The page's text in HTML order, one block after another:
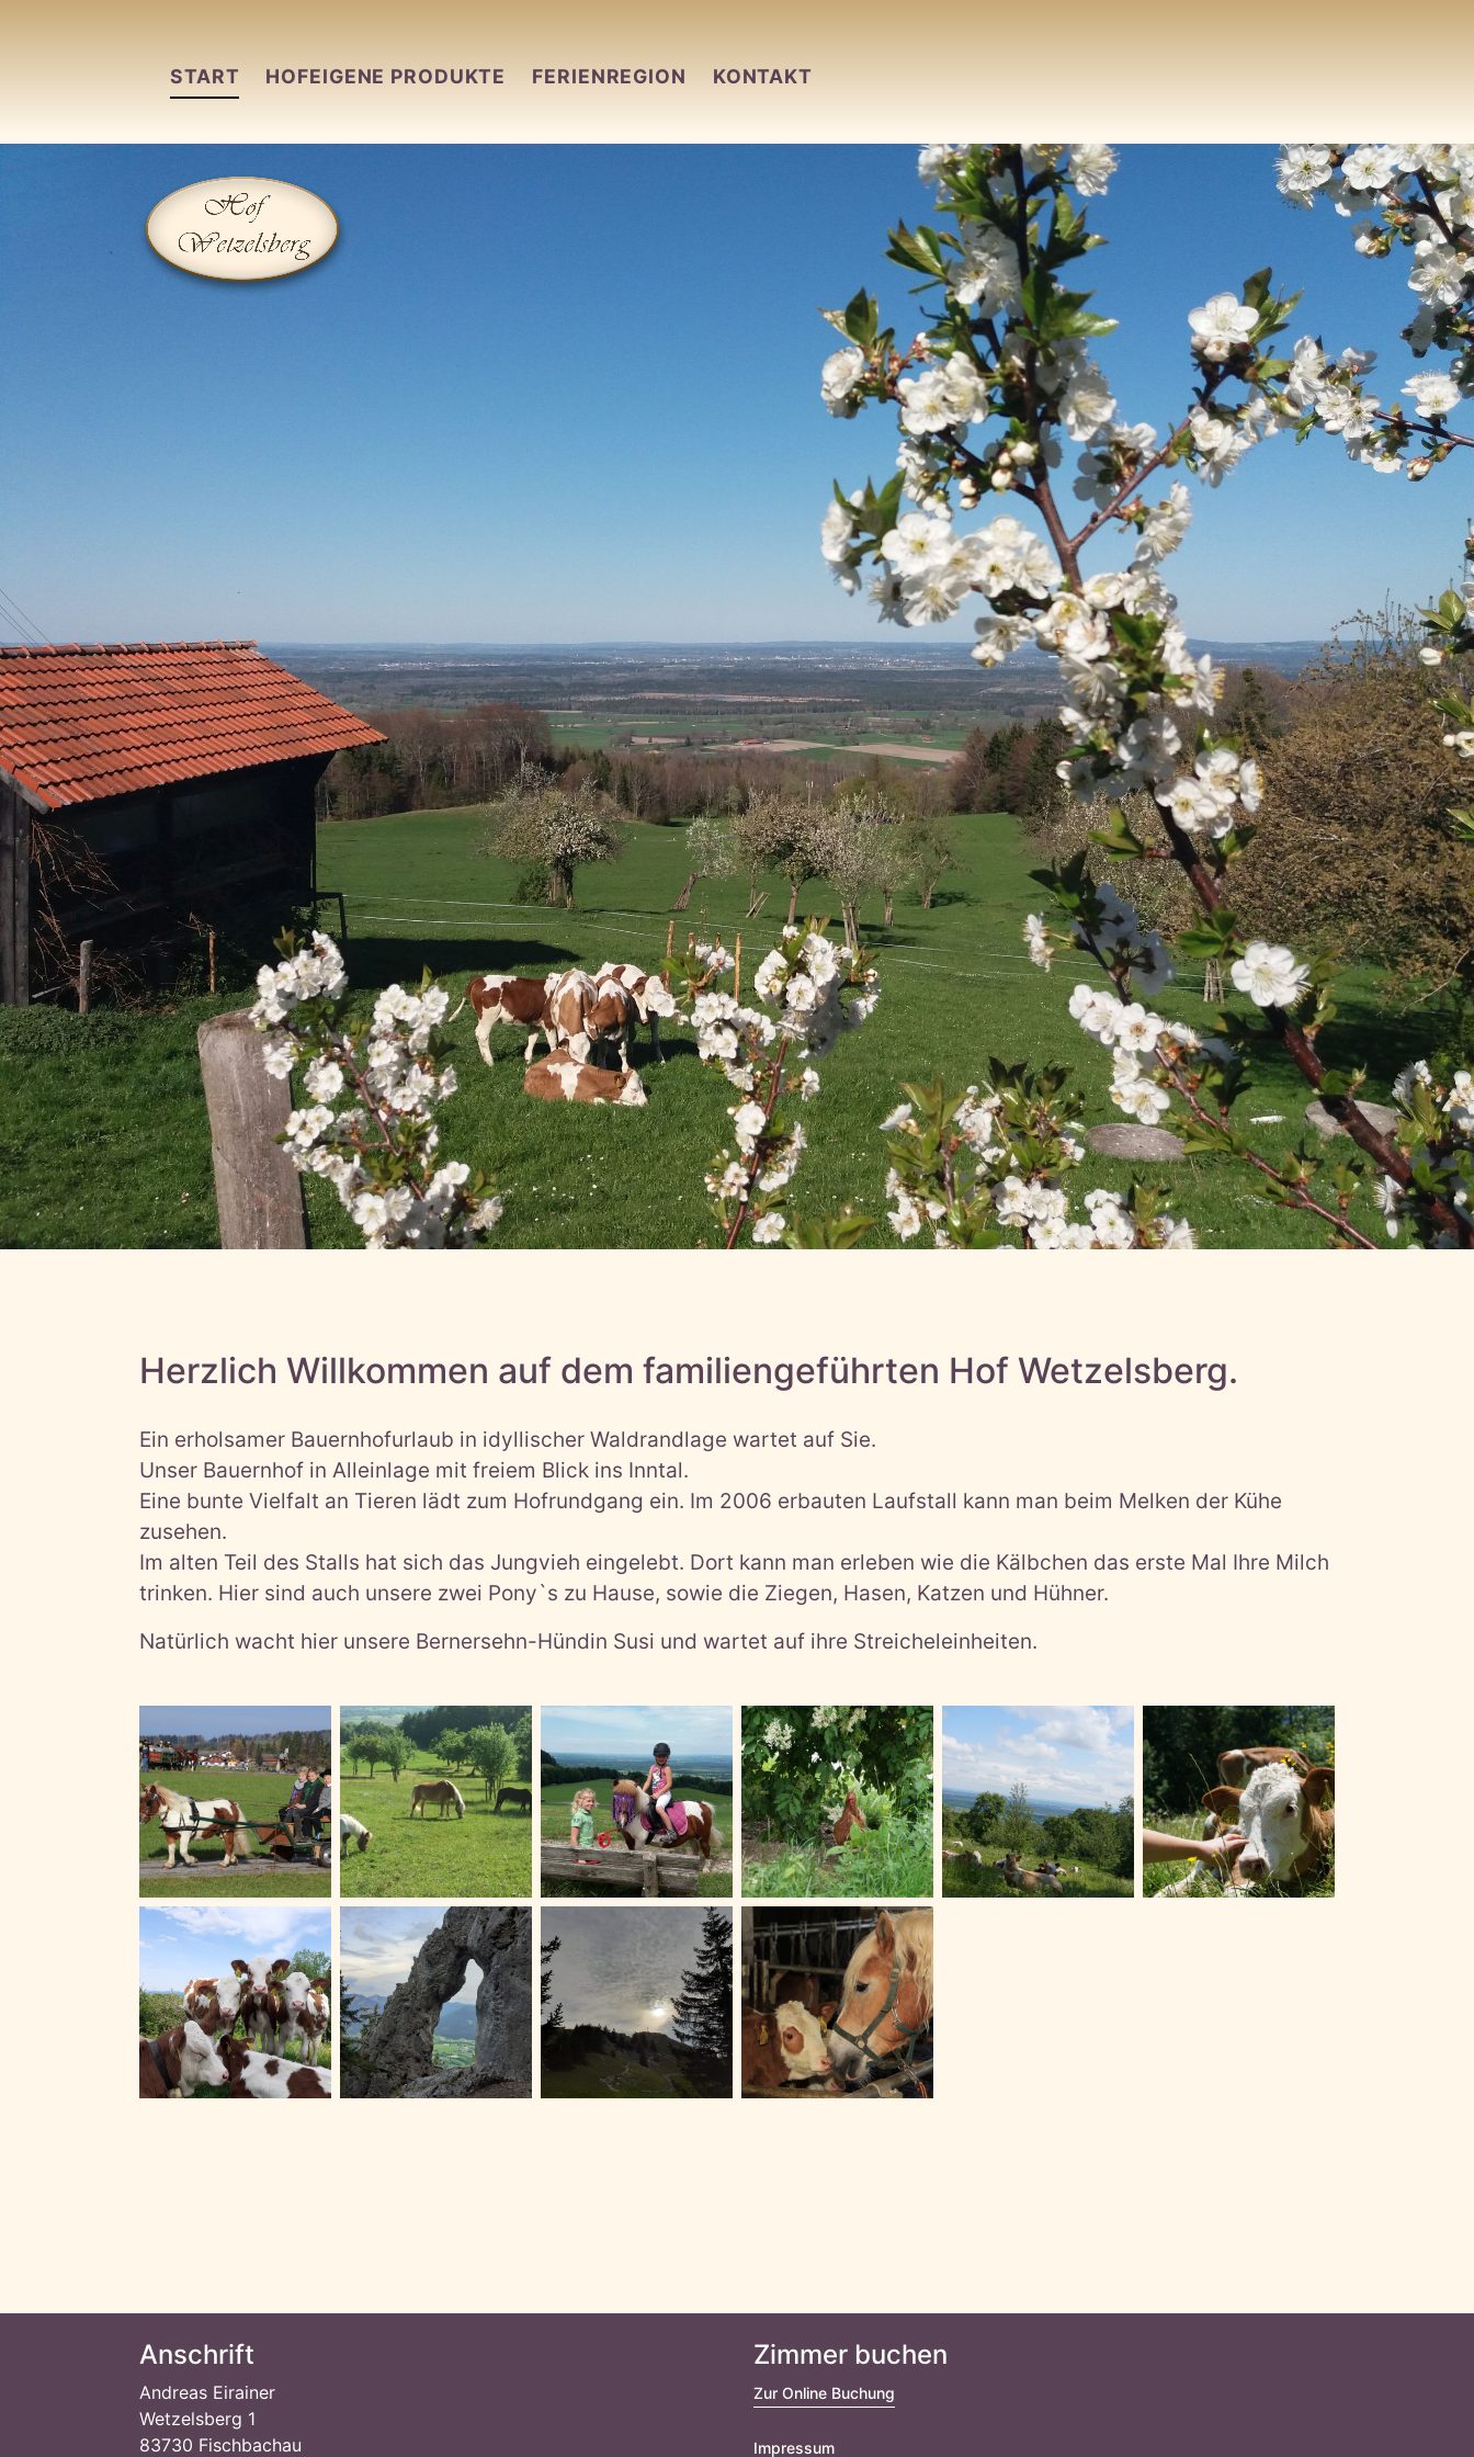
START HOFEIGENE PRODUKTE FERIENREGION KONTAKT
Herzlich Willkommen auf dem familiengeführten Hof Wetzelsberg.
Ein erholsamer Bauernhofurlaub in idyllischer Waldrandlage wartet auf Sie.
Unser Bauernhof in Alleinlage mit freiem Blick ins Inntal.
Eine bunte Vielfalt an Tieren lädt zum Hofrundgang ein. Im 2006 erbauten Laufstall kann man beim Melken der Kühe
zusehen.
Im alten Teil des Stalls hat sich das Jungvieh eingelebt. Dort kann man erleben wie die Kälbchen das erste Mal Ihre Milch
trinken. Hier sind auch unsere zwei Pony`s zu Hause, sowie die Ziegen, Hasen, Katzen und Hühner.
Natürlich wacht hier unsere Bernersehn-Hündin Susi und wartet auf ihre Streicheleinheiten.
Anschrift
Andreas Eirainer
Wetzelsberg 1
83730 Fischbachau
Zimmer buchen
Zur Online Buchung
Impressum